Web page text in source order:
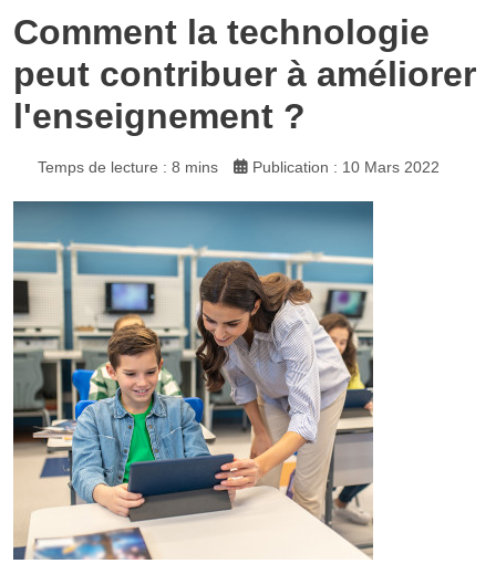
Comment la technologie
peut contribuer à améliorer
l'enseignement ?
Temps de lecture : 8 mins Publication : 10 Mars 2022